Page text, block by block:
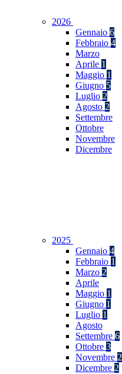
2026
Gennaio 6
Febbraio 4
Marzo
Aprile 1
Maggio 1
Giugno 5
Luglio 2
Agosto 2
Settembre
Ottobre
Novembre
Dicembre
2025
Gennaio 4
Febbraio 1
Marzo 2
Aprile
Maggio 1
Giugno 1
Luglio 1
Agosto
Settembre 6
Ottobre 3
Novembre 2
Dicembre 2